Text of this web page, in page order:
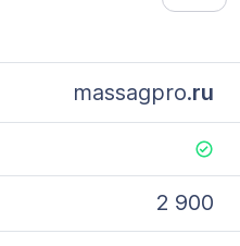
massagpro.ru
2 900